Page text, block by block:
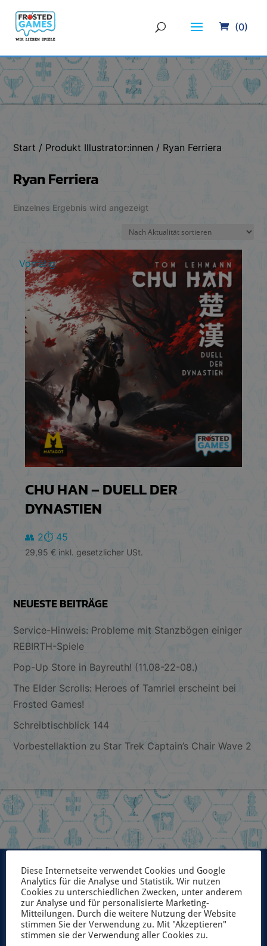
(0)
Start / Produkt Illustrator:innen / Ryan Ferriera
Ryan Ferriera
Einzelnes Ergebnis wird angezeigt
Vorrätig
CHU HAN – DUELL DER
DYNASTIEN
👥 2⏱️ 45
29,95 € inkl. gesetzlicher USt.
NEUESTE BEITRÄGE
Service-Hinweis: Probleme mit Stanzbögen einiger
REBIRTH-Spiele
Pop-Up Store in Bayreuth! (11.08-22-08.)
The Elder Scrolls: Heroes of Tamriel erscheint bei
Frosted Games!
Schreibtischblick 144
Vorbestellaktion zu Star Trek Captain’s Chair Wave 2
UNSER NEWSLETTER
Möchtest du immer als erster über unsere
Diese Internetseite verwendet Cookies und Google
Analytics für die Analyse und Statistik. Wir nutzen
Cookies zu unterschiedlichen Zwecken, unter anderem
zur Analyse und für personalisierte Marketing-
Mitteilungen. Durch die weitere Nutzung der Website
stimmen Sie der Verwendung zu. Mit "Akzeptieren"
stimmen sie der Verwendung aller Cookies zu.